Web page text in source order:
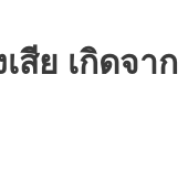
สีย เกิดจาก